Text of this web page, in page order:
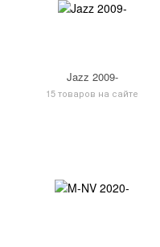
Jazz 2009-
15 товаров на сайте